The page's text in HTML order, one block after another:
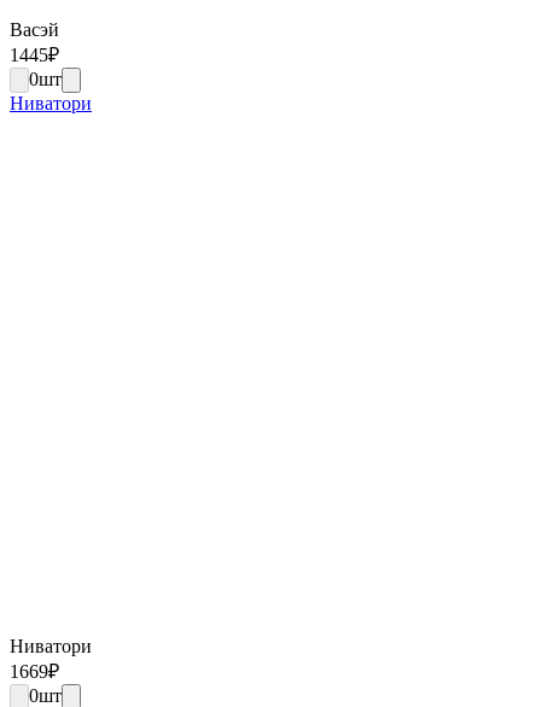
Васэй
1445₽
0шт
Ниватори
Ниватори
1669₽
0шт